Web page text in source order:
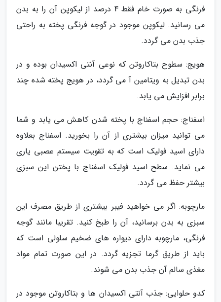
فرنگی به صورت خام فقط 4 درصد از لیکوپن آن را به بدن
می رسانید. لیکوپن موجود در گوجه فرنگی پخته به راحتی
جذب بدن می گردد.
هویج: سطوح بتاکاروتن که نوعی آنتی اکسیدان بوده و در
بدن تبدیل به ویتامین آ می گردد، در هویج پخته شده چند
برابر افزایش می یابد.
اسفناج: حجم اسفناج با پخته شدن کاهش می یابد و شما
می توانید میزان بیشتری از آن را بخورید. اسفناج بعلاوه
دارای اسید فولیک است که به تقویت سیستم عصبی یاری
می نماید. سطح اسید فولیک اسفناج با پختن این سبزی
بیشتر حفظ می گردد.
مارچوبه: اگر می خواهید فیبر بیشتری از طریق مصرف این
سبزی به بدن برسانید، آن را طبخ کنید. تقریبا مانند گوجه
فرنگی، مارچوبه دارای دیواره های ضخیم سلولی است که
باید از طریق گرما تجزیه گردد. در این صورت تمام مواد
مغذی سالم آن جذب بدن می شوند.
کدو حلوایی: جذب آنتی اکسیدان ها و بتاکاروتن موجود در